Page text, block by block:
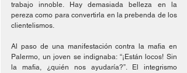
trabajo innoble. Hay demasiada belleza en la
pereza como para convertirla en la prebenda de los
clientelismos.
Al paso de una manifestación contra la mafia en
Palermo, un joven se indignaba: “¡Están locos! Sin
la mafia, ¿quién nos ayudaría?”. El integrismo